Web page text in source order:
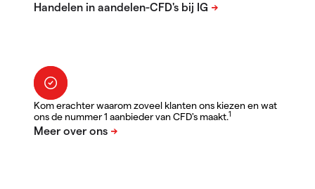
Kom erachter waarom zoveel klanten ons kiezen en wat
ons de nummer 1 aanbieder van CFD's maakt.1